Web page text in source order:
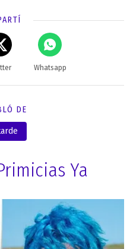
Whatsapp
DE
Ya